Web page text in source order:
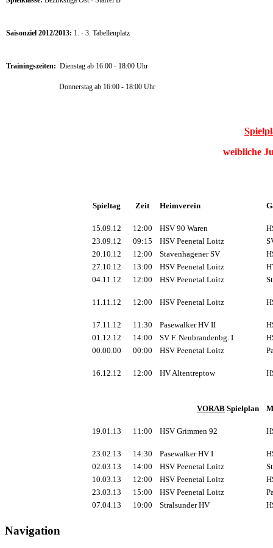
Saisonziel 2012/2013: 1. - 3. Tabellenplatz
Trainingszeiten: Dienstag ab 16:00 - 18:00 Uhr
Donnerstag ab 16:00 - 18:00 Uhr
weibliche
Spieltag Zeit Heimverein
15.09.12 12:00 HSV 90 Waren
23.09.12
09:15 HSV Peenetal Loitz
20.10.12
12:00 Stavenhagener SV
27.10.12
13:00 HSV Peenetal Loitz
04.11.12
12:00 HSV Peenetal Loitz
11.11.12 12:00 HSV Peenetal Loitz
17.11.12 11:30 Pasewalker HV II
01.12.12
14:00 SV F. Neubrandenbg. I
00.00.00
00:00 HSV Peenetal Loitz
16.12.12 12:00 HV Altentreptow
VORAB Spielplan
19.01.13 11:00 HSV Grimmen 92
23.02.13 14:30 Pasewalker HV I
02.03.13
14:00 HSV Peenetal Loitz
10.03.13
12:00 HSV Peenetal Loitz
23.03.13
15:00 HSV Peenetal Loitz
07.04.13
10:00 Stralsunder HV
Navigation